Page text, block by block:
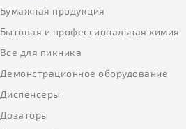
Бумажная продукция
Бытовая и профессиональная химия
Все для пикника
Демонстрационное оборудование
Диспенсеры
Дозаторы